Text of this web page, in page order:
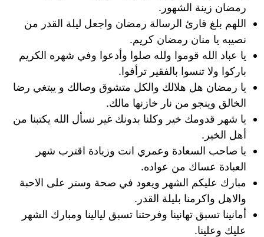
رمضان زينة الشهور.
اللهم بلغ قارئ الرسالة رمضان واجعل ليلة القدر من
نصيبه يا منان رمضان كريم.
يا عباد الله قوموا ولله صلوا وأدعوا وفي شهره الكريم
باركوا ولا تنسوا بالفقير ترأفوا.
يا رمضان هل هلالك والكل متشوق وصالك و يبتغي رضا
الخالق وينجو من نار خازنها مالك.
يا شهر قدومك خير وكلنا بدونك غير نسأل الله يكتبنا من
أهل الخير.
يا صاحب السعادة وعمري انت وزيادة اقترب شهر
العبادة عساك من عواده.
مبارك عليكم الشهر ويعود في صحة وستر على الاحبة
والاهل واكرمنا بليلة القدر.
أمانينا تسبق تهانينا وفرحتنا تسبق ليالينا ومبارك الشهر
عليك وعلينا.